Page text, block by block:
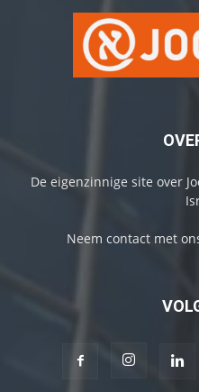
De eigenzinnige site over
Neem contact met